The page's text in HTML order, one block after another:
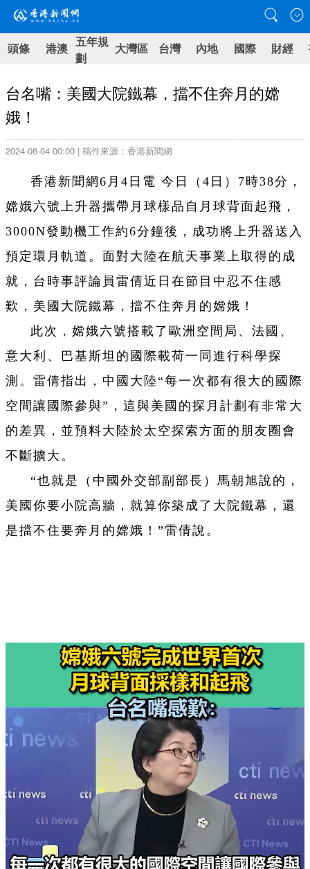
頭條 港澳 五年規
劃
大灣區 台灣 內地 國際 財經
台名嘴：美國大院鐵幕，擋不住奔月的嫦
娥！
2024-06-04 00:00 | 稿件來源：香港新聞網
香港新聞網6月4日電 今日（4日）7時38分，
嫦娥六號上升器攜帶月球樣品自月球背面起飛，
3000N發動機工作約6分鐘後，成功將上升器送入
預定環月軌道。面對大陸在航天事業上取得的成
就，台時事評論員雷倩近日在節目中忍不住感
歎，美國大院鐵幕，擋不住奔月的嫦娥！
此次，嫦娥六號搭載了歐洲空間局、法國、
意大利、巴基斯坦的國際載荷一同進行科學探
測。雷倩指出，中國大陸“每一次都有很大的國際
空間讓國際參與”，這與美國的探月計劃有非常大
的差異，並預料大陸於太空探索方面的朋友圈會
不斷擴大。
“也就是（中國外交部副部長）馬朝旭說的，
美國你要小院高牆，就算你築成了大院鐵幕，還
是擋不住要奔月的嫦娥！”雷倩說。